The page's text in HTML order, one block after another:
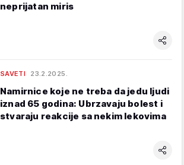
neprijatan miris
SAVETI 23.2.2025.
Namirnice koje ne treba da jedu ljudi
iznad 65 godina: Ubrzavaju bolest i
stvaraju reakcije sa nekim lekovima